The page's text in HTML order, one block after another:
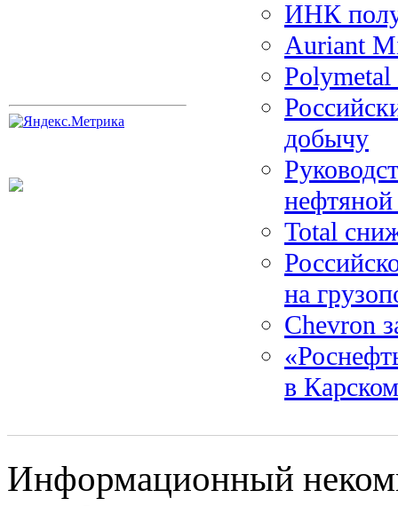
ИНК
Auriant
Polymetal
добычу
нефтяной
Total
на
Chevron
в
Информационный